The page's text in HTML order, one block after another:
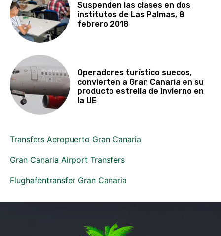
Suspenden las clases en dos
institutos de Las Palmas, 8
febrero 2018
Operadores turístico suecos,
convierten a Gran Canaria en su
producto estrella de invierno en
la UE
Transfers Aeropuerto Gran Canaria
Gran Canaria Airport Transfers
Flughafentransfer Gran Canaria